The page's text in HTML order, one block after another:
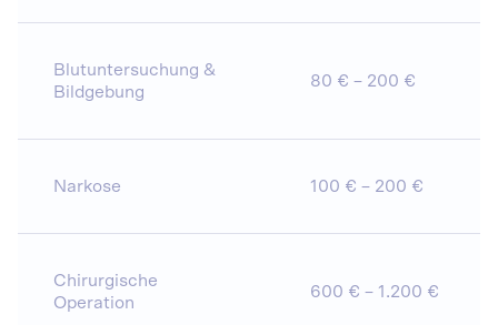
Blutuntersuchung &
Bildgebung
80 € – 200 €
Narkose 100 € – 200 €
Chirurgische
Operation
600 € – 1.200 €